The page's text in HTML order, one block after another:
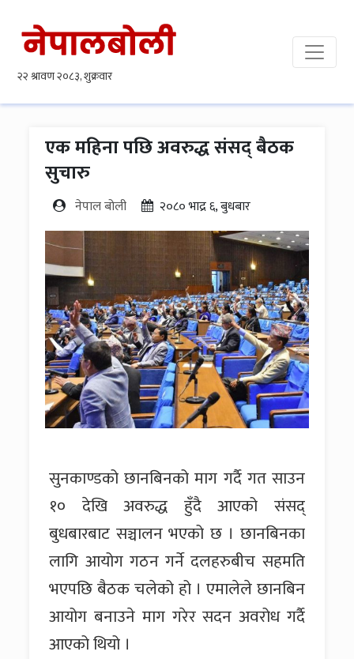
एक महिना पछि अवरुद्ध संसद् बैठक
सुचारु
नेपाल बोली २०८० भाद्र ६, बुधबार
सुनकाण्डको छानबिनको माग गर्दै गत साउन
१० देखि अवरुद्ध हुँदै आएको संसद्
बुधबारबाट सञ्चालन भएको छ । छानबिनका
लागि आयोग गठन गर्ने दलहरुबीच सहमति
भएपछि बैठक चलेको हो । एमालेले छानबिन
आयोग बनाउने माग गरेर सदन अवरोध गर्दै
आएको थियो ।